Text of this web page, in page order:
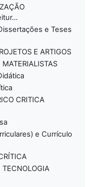
e Teses
E ARTIGOS
CRITICA
e Currículo